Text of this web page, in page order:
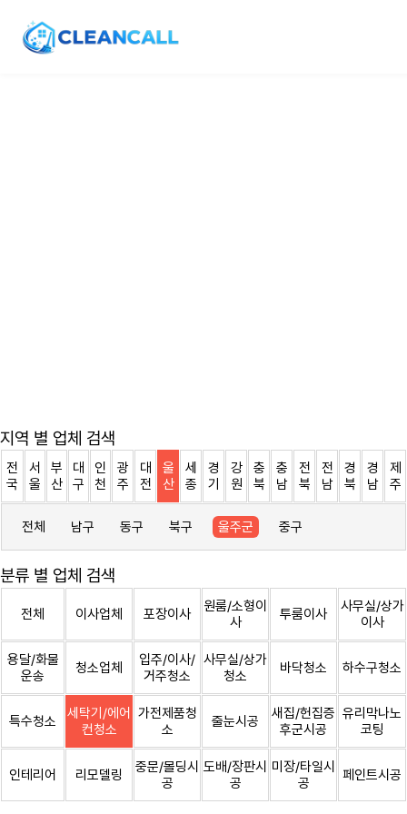
지역 별 업체 검색
전
국
서
울
부
산
대
구
인
천
광
주
대
전
울
산
세
종
경
기
강
원
충
북
충
남
전
북
전
남
경
북
경
남
제
주
전체 남구 동구 북구 울주군 중구
분류 별 업체 검색
전체 이사업체 포장이사
원룸/소형이
사
투룸이사
사무실/상가
이사
용달/화물
운송
청소업체
입주/이사/
거주청소
사무실/상가
청소
바닥청소 하수구청소
특수청소
세탁기/에어
컨청소
가전제품청
소
줄눈시공
새집/헌집증
후군시공
유리막나노
코팅
인테리어 리모델링
중문/몰딩시
공
도배/장판시
공
미장/타일시
공
페인트시공